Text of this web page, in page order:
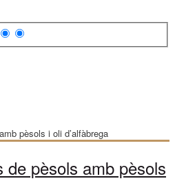
de pèsols amb pèsols